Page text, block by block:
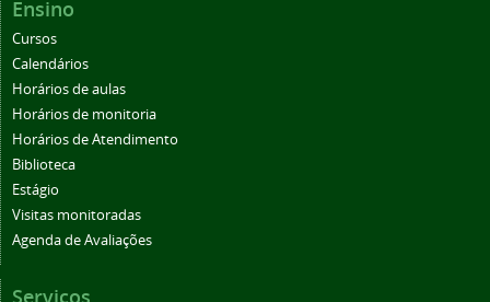
Ensino
Cursos
Calendários
Horários de aulas
Horários de monitoria
Horários de Atendimento
Biblioteca
Estágio
Visitas monitoradas
Agenda de Avaliações